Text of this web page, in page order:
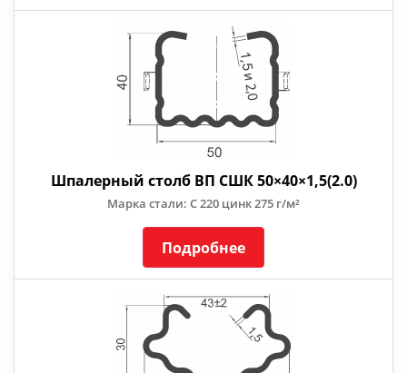
Шпалерный столб ВП СШК 50×40×1,5(2.0)
Марка стали: С 220 цинк 275 г/м²
Подробнее